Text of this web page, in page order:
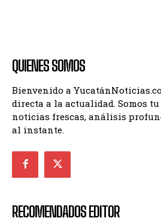
QUIENES SOMOS
Bienvenido a
directa a la actualidad. Somos
noticias frescas, análisis
al instante.
RECOMENDADOS EDITOR